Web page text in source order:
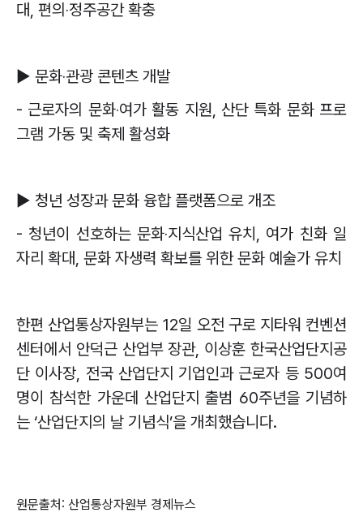
대, 편의 ‧정주공간 확충
▶ 문화‧관광 콘텐츠 개발
- 근로자의 문화‧여가 활동 지원, 산단 특화 문화 프로
그램 가동 및 축제 활성화
▶ 청년 성장과 문화 융합 플랫폼으로 개조
- 청년이 선호하는 문화‧지식산업 유치 , 여가 친화 일
자리 확대, 문화 자생력 확보를 위한 문화 예술가 유치
한편 산업통상자원부는 12일 오전 구로 지타워 컨벤션
센터에서 안덕근 산업부 장관, 이상훈 한국산업단지공
단 이사장, 전국 산업단지 기업인과 근로자 등 500여
명이 참석한 가운데 산업단지 출범 60주년을 기념하
는 ‘산업단지의 날 기념식’을 개최했습니다.
원문출처: 산업통상자원부 경제뉴스